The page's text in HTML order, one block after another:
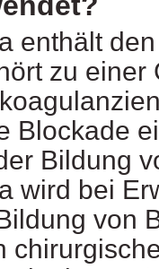
enthält
zu einer
Blockade
Bildung
wird bei
von